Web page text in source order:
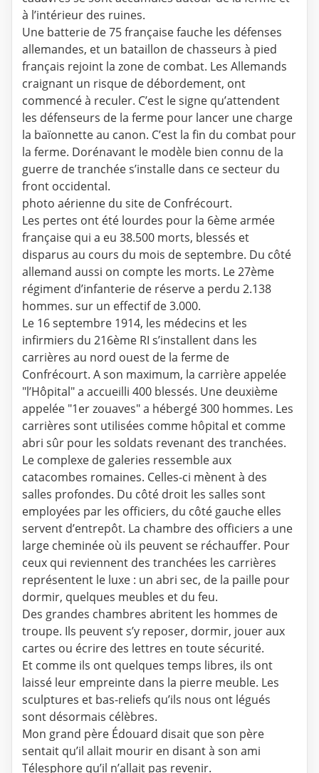
à l’intérieur des ruines.
Une batterie de 75 française fauche les défenses
allemandes, et un bataillon de chasseurs à pied
français rejoint la zone de combat. Les Allemands
craignant un risque de débordement, ont
commencé à reculer. C’est le signe qu’attendent
les défenseurs de la ferme pour lancer une charge
la baïonnette au canon. C’est la fin du combat pour
la ferme. Dorénavant le modèle bien connu de la
guerre de tranchée s’installe dans ce secteur du
front occidental.
photo aérienne du site de Confrécourt.
Les pertes ont été lourdes pour la 6ème armée
française qui a eu 38.500 morts, blessés et
disparus au cours du mois de septembre. Du côté
allemand aussi on compte les morts. Le 27ème
régiment d’infanterie de réserve a perdu 2.138
hommes. sur un effectif de 3.000.
Le 16 septembre 1914, les médecins et les
infirmiers du 216ème RI s’installent dans les
carrières au nord ouest de la ferme de
Confrécourt. A son maximum, la carrière appelée
"l’Hôpital" a accueilli 400 blessés. Une deuxième
appelée "1er zouaves" a hébergé 300 hommes. Les
carrières sont utilisées comme hôpital et comme
abri sûr pour les soldats revenant des tranchées.
Le complexe de galeries ressemble aux
catacombes romaines. Celles-ci mènent à des
salles profondes. Du côté droit les salles sont
employées par les officiers, du côté gauche elles
servent d’entrepôt. La chambre des officiers a une
large cheminée où ils peuvent se réchauffer. Pour
ceux qui reviennent des tranchées les carrières
représentent le luxe : un abri sec, de la paille pour
dormir, quelques meubles et du feu.
Des grandes chambres abritent les hommes de
troupe. Ils peuvent s’y reposer, dormir, jouer aux
cartes ou écrire des lettres en toute sécurité.
Et comme ils ont quelques temps libres, ils ont
laissé leur empreinte dans la pierre meuble. Les
sculptures et bas-reliefs qu’ils nous ont légués
sont désormais célèbres.
Mon grand père Édouard disait que son père
sentait qu’il allait mourir en disant à son ami
Télesphore qu’il n’allait pas revenir.